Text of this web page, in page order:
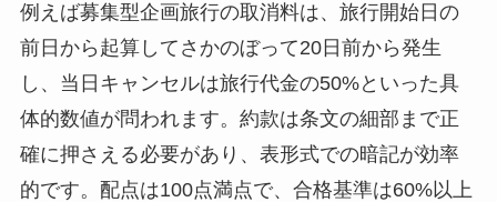
例えば募集型企画旅行の取消料は、旅行開始日の
前日から起算してさかのぼって20日前から発生
し、当日キャンセルは旅行代金の50%といった具
体的数値が問われます。約款は条文の細部まで正
確に押さえる必要があり、表形式での暗記が効率
的です。配点は100点満点で、合格基準は60%以上